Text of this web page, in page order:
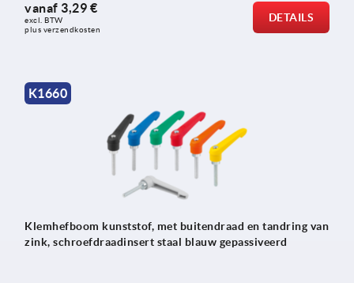
vanaf 3,29 €
excl. BTW
plus verzendkosten
DETAILS
K1660
Klemhefboom kunststof, met buitendraad en tandring van
zink, schroefdraadinsert staal blauw gepassiveerd